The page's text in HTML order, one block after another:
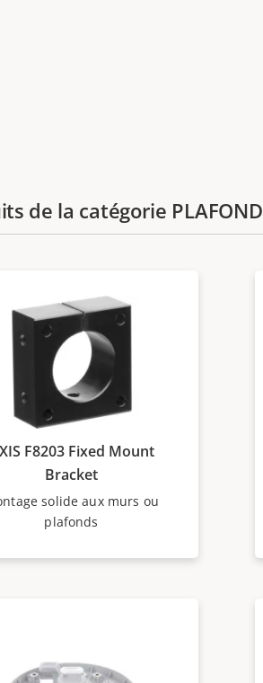
de la catégorie PLAFOND
F8203 Fixed Mount
Bracket
solide aux murs ou
plafonds